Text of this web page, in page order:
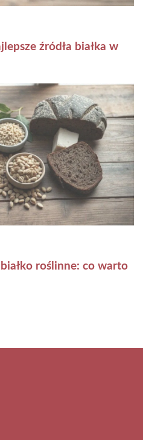
źródła białka w
roślinne: co warto